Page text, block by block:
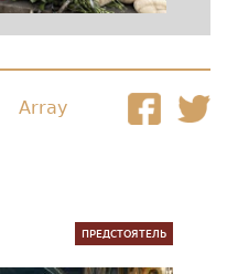
Array
ПРЕДСТОЯТЕЛЬ